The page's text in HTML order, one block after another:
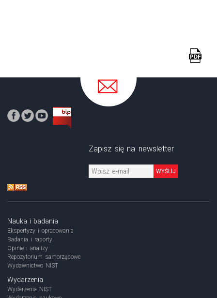
Zapisz się na newsletter
WYŚLIJ
Nauka i badania
Ekspertyzy i opracowania
Badania i raporty
Opinie i analizy
Repozytorium samorządowe
Wydawnictwo NIST
Wydarzenia
Wydarzenia NIST